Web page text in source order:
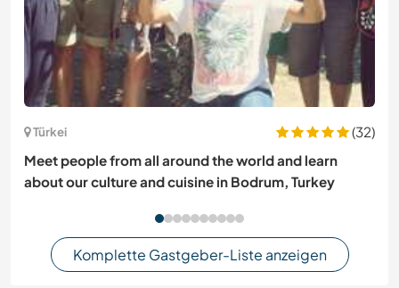
Türkei
(32)
Meet people from all around the world and learn
about our culture and cuisine in Bodrum, Turkey
Komplette Gastgeber-Liste anzeigen